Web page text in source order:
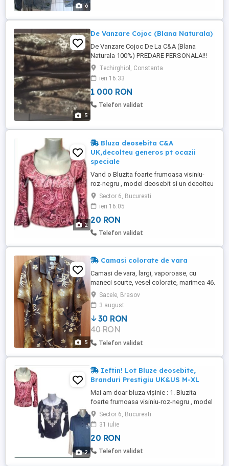
6
5
De Vanzare Cojoc (Blana Naturala)
De Vanzare Cojoc De La C&A (Blana
Naturala 100%) PREDARE PERSONALA!!!
Techirghiol, Constanta
ieri 16:33
1 000 RON
Telefon validat
2
Bluza deosebita C&A
UK,decolteu generos pt ocazii
speciale
Vand o Bluzita foarte frumoasa visiniu-
roz-negru , model deosebit si un decolteu
frumos , perfecta pentru ocazii deosebite
in combinatie cu o fusta sau pantaloni
...poti fi vedeta serii ,.. tot timpul in centrul
atentiei. Bluzita este adusa din Londra si
apartine brand-ului C&A Clockhouse , este
Sector 6, Bucuresti
ieri 16:05
20 RON
Telefon validat
5
Camasi colorate de vara
Camasi de vara, largi, vaporoase, cu
maneci scurte, vesel colorate, marimea 46.
Pretul este pentru o bucata.
Sacele, Brasov
3 august
30 RON
40 RON
Telefon validat
2
Ieftin! Lot Bluze deosebite,
Branduri Prestigiu UK&US M-XL
Mai am doar bluza vișinie : 1. Bluzita
foarte frumoasa visiniu-roz-negru , model
deosebit si un decolteu frumos , perfecta
pentru ocazii deosebite in combinatie cu
o fusta sau pantaloni ...poti fi vedeta serii
,.. tot timpul in centrul atentiei. Bluzita este
adusa din Londra si apartine brand-ului ...
Sector 6, Bucuresti
31 iulie
20 RON
Telefon validat